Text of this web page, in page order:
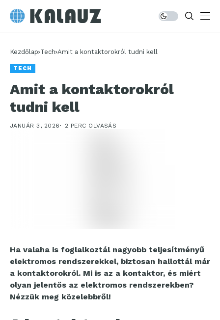
Kezdőlap Tech Amit a kontaktorokról tudni kell
TECH
Amit a kontaktorokról
tudni kell
JANUÁR 3, 2026 2 PERC OLVASÁS
Ha valaha is foglalkoztál nagyobb teljesítményű
elektromos rendszerekkel, biztosan hallottál már
a kontaktorokról. Mi is az a kontaktor, és miért
olyan jelentős az elektromos rendszerekben?
Nézzük meg közelebbről!